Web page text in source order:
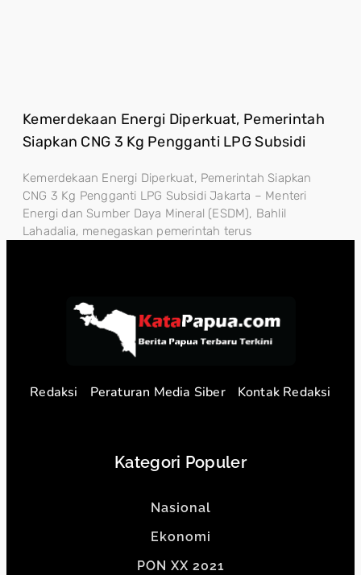
Kemerdekaan Energi Diperkuat, Pemerintah
Siapkan CNG 3 Kg Pengganti LPG Subsidi
Kemerdekaan Energi Diperkuat, Pemerintah Siapkan
CNG 3 Kg Pengganti LPG Subsidi Jakarta – Menteri
Energi dan Sumber Daya Mineral (ESDM), Bahlil
Lahadalia, menegaskan pemerintah terus
Redaksi Peraturan Media Siber Kontak Redaksi
Kategori Populer
Nasional
Ekonomi
PON XX 2021